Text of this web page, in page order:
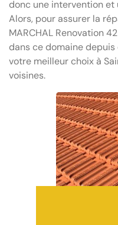
donc une intervention et
Alors, pour assurer la
MARCHAL Renovation
dans ce domaine depuis
votre meilleur choix à
voisines.